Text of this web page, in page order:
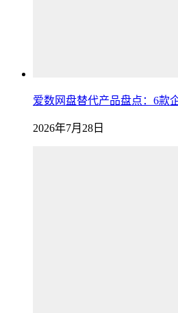
爱数网盘替代产品盘点：6款
2026年7月28日